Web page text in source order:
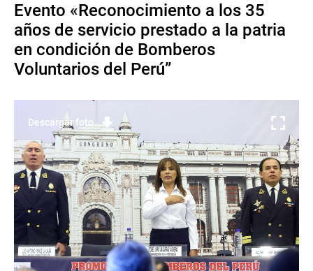
Evento «Reconocimiento a los 35
años de servicio prestado a la patria
en condición de Bomberos
Voluntarios del Perú”
Descargar foto